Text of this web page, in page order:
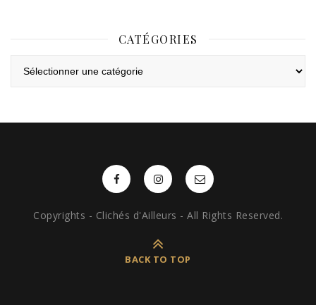
CATÉGORIES
Copyrights - Clichés d'Ailleurs - All Rights Reserved.
BACK TO TOP